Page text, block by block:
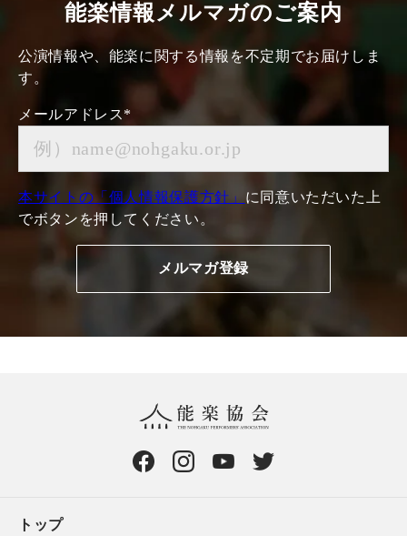
能楽情報メルマガのご案内
公演情報や、能楽に関する情報を不定期でお届けしま
す。
メールアドレス*
本サイトの「個人情報保護方針」 に同意いただいた上
でボタンを押してください。
トップ